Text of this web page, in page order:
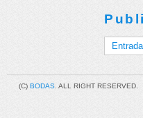
(C) BODAS . ALL RIGHT RESERVED.